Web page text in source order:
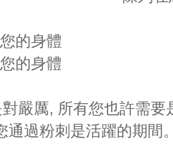
的身體
的身體
嚴厲, 所有您也許需
通過粉刺是活躍的期間